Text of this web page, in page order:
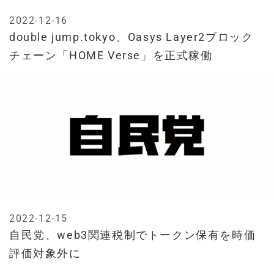
double jump.tokyo、Oasys Layer2ブロック
チェーン「HOME Verse」を正式稼働
2022-12-16
自民党、web3関連税制でトークン保有を時価
評価対象外に
2022-12-15